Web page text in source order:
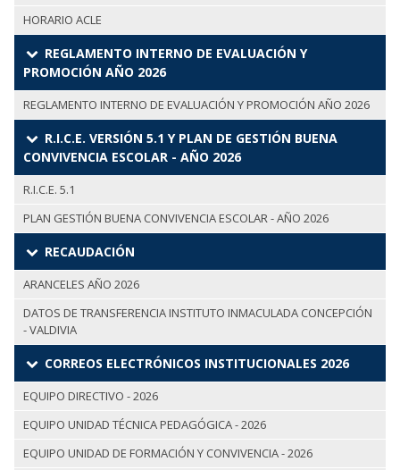
HORARIO ACLE
REGLAMENTO INTERNO DE EVALUACIÓN Y
PROMOCIÓN AÑO 2026
REGLAMENTO INTERNO DE EVALUACIÓN Y PROMOCIÓN AÑO 2026
R.I.C.E. VERSIÓN 5.1 Y PLAN DE GESTIÓN BUENA
CONVIVENCIA ESCOLAR - AÑO 2026
R.I.C.E. 5.1
PLAN GESTIÓN BUENA CONVIVENCIA ESCOLAR - AÑO 2026
RECAUDACIÓN
ARANCELES AÑO 2026
DATOS DE TRANSFERENCIA INSTITUTO INMACULADA CONCEPCIÓN
- VALDIVIA
CORREOS ELECTRÓNICOS INSTITUCIONALES 2026
EQUIPO DIRECTIVO - 2026
EQUIPO UNIDAD TÉCNICA PEDAGÓGICA - 2026
EQUIPO UNIDAD DE FORMACIÓN Y CONVIVENCIA - 2026